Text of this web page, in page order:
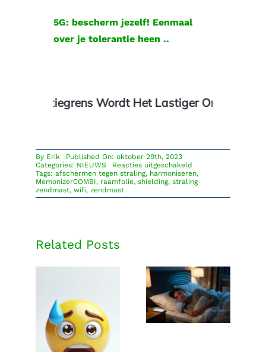
5G: bescherm jezelf! Eenmaal
over je tolerantie heen ..
Wordt Het Lastiger Om Weer Terug Te
By Erik
Published On: oktober 29th, 2023
Categories: NIEUWS Reacties uitgeschakeld
Afschermen
tegen
Doe
Tags: afschermen tegen straling, harmoniseren,
MemonizerCOMBI, raamfolie, shielding, straling
zendmast, wifi, zendmast
Related Posts
Het verhaal
van George
Mobiele
straling kan
je slaap